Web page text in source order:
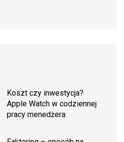
Koszt czy inwestycja?
Apple Watch w codziennej
pracy menedżera